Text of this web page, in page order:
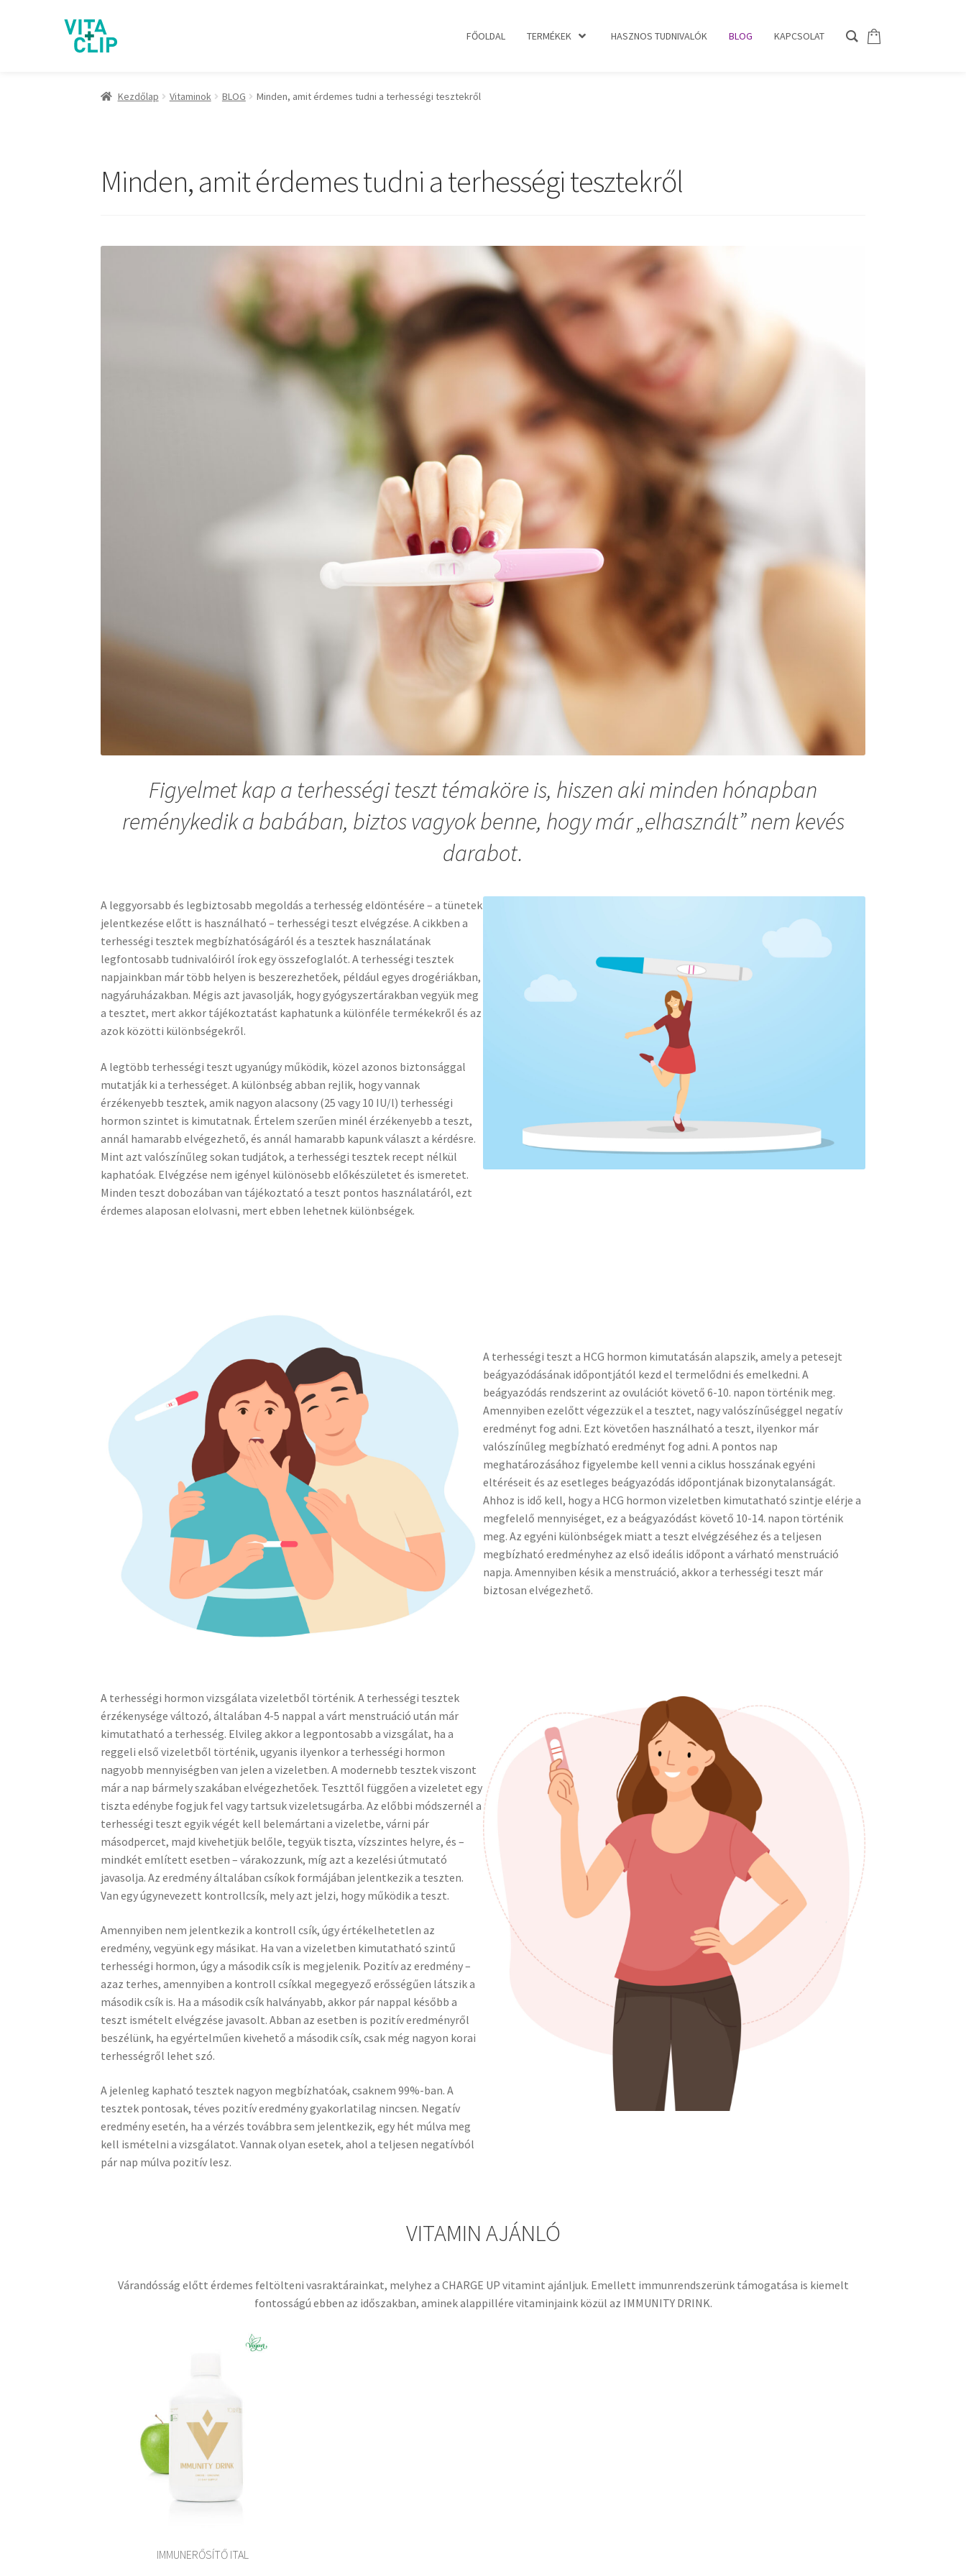
FŐOLDAL TERMÉKEK HASZNOS TUDNIVALÓK BLOG KAPCSOLAT
Kezdőlap Vitaminok BLOG Minden, amit érdemes tudni a terhességi tesztekről
Minden, amit érdemes tudni a terhességi tesztekről
Figyelmet kap a terhességi teszt témaköre is, hiszen aki minden hónapban
reménykedik a babában, biztos vagyok benne, hogy már „elhasznált” nem kevés
darabot.
A leggyorsabb és legbiztosabb megoldás a terhesség eldöntésére – a tünetek
jelentkezése előtt is használható – terhességi teszt elvégzése. A cikkben a
terhességi tesztek megbízhatóságáról és a tesztek használatának
legfontosabb tudnivalóiról írok egy összefoglalót. A terhességi tesztek
napjainkban már több helyen is beszerezhetőek, például egyes drogériákban,
nagyáruházakban. Mégis azt javasolják, hogy gyógyszertárakban vegyük meg
a tesztet, mert akkor tájékoztatást kaphatunk a különféle termékekről és az
azok közötti különbségekről.
A legtöbb terhességi teszt ugyanúgy működik, közel azonos biztonsággal
mutatják ki a terhességet. A különbség abban rejlik, hogy vannak
érzékenyebb tesztek, amik nagyon alacsony (25 vagy 10 IU/l) terhességi
hormon szintet is kimutatnak. Értelem szerűen minél érzékenyebb a teszt,
annál hamarabb elvégezhető, és annál hamarabb kapunk választ a kérdésre.
Mint azt valószínűleg sokan tudjátok, a terhességi tesztek recept nélkül
kaphatóak. Elvégzése nem igényel különösebb előkészületet és ismeretet.
Minden teszt dobozában van tájékoztató a teszt pontos használatáról, ezt
érdemes alaposan elolvasni, mert ebben lehetnek különbségek.
A terhességi teszt a HCG hormon kimutatásán alapszik, amely a petesejt
beágyazódásának időpontjától kezd el termelődni és emelkedni. A
beágyazódás rendszerint az ovulációt követő 6-10. napon történik meg.
Amennyiben ezelőtt végezzük el a tesztet, nagy valószínűséggel negatív
eredményt fog adni. Ezt követően használható a teszt, ilyenkor már
valószínűleg megbízható eredményt fog adni. A pontos nap
meghatározásához figyelembe kell venni a ciklus hosszának egyéni
eltéréseit és az esetleges beágyazódás időpontjának bizonytalanságát.
Ahhoz is idő kell, hogy a HCG hormon vizeletben kimutatható szintje elérje a
megfelelő mennyiséget, ez a beágyazódást követő 10-14. napon történik
meg. Az egyéni különbségek miatt a teszt elvégzéséhez és a teljesen
megbízható eredményhez az első ideális időpont a várható menstruáció
napja. Amennyiben késik a menstruáció, akkor a terhességi teszt már
biztosan elvégezhető.
A terhességi hormon vizsgálata vizeletből történik. A terhességi tesztek
érzékenysége változó, általában 4-5 nappal a várt menstruáció után már
kimutatható a terhesség. Elvileg akkor a legpontosabb a vizsgálat, ha a
reggeli első vizeletből történik, ugyanis ilyenkor a terhességi hormon
nagyobb mennyiségben van jelen a vizeletben. A modernebb tesztek viszont
már a nap bármely szakában elvégezhetőek. Teszttől függően a vizeletet egy
tiszta edénybe fogjuk fel vagy tartsuk vizeletsugárba. Az előbbi módszernél a
terhességi teszt egyik végét kell belemártani a vizeletbe, várni pár
másodpercet, majd kivehetjük belőle, tegyük tiszta, vízszintes helyre, és –
mindkét említett esetben – várakozzunk, míg azt a kezelési útmutató
javasolja. Az eredmény általában csíkok formájában jelentkezik a teszten.
Van egy úgynevezett kontrollcsík, mely azt jelzi, hogy működik a teszt.
Amennyiben nem jelentkezik a kontroll csík, úgy értékelhetetlen az
eredmény, vegyünk egy másikat. Ha van a vizeletben kimutatható szintű
terhességi hormon, úgy a második csík is megjelenik. Pozitív az eredmény –
azaz terhes, amennyiben a kontroll csíkkal megegyező erősségűen látszik a
második csík is. Ha a második csík halványabb, akkor pár nappal később a
teszt ismételt elvégzése javasolt. Abban az esetben is pozitív eredményről
beszélünk, ha egyértelműen kivehető a második csík, csak még nagyon korai
terhességről lehet szó.
A jelenleg kapható tesztek nagyon megbízhatóak, csaknem 99%-ban. A
tesztek pontosak, téves pozitív eredmény gyakorlatilag nincsen. Negatív
eredmény esetén, ha a vérzés továbbra sem jelentkezik, egy hét múlva meg
kell ismételni a vizsgálatot. Vannak olyan esetek, ahol a teljesen negatívból
pár nap múlva pozitív lesz.
VITAMIN AJÁNLÓ
Várandósság előtt érdemes feltölteni vasraktárainkat, melyhez a CHARGE UP vitamint ajánljuk. Emellett immunrendszerünk támogatása is kiemelt
fontosságú ebben az időszakban, aminek alappillére vitaminjaink közül az IMMUNITY DRINK.
IMMUNERŐSÍTŐ ITAL